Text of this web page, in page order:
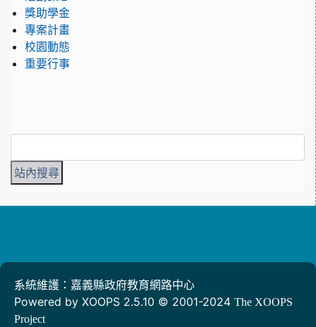
獎助學金
專案計畫
校園動態
重要行事
系統維護：嘉義縣政府教育網路中心
Powered by XOOPS 2.5.10 © 2001-2024 The XOOPS
Project